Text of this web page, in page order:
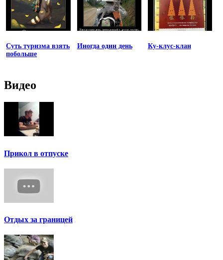
Суть туризма взять
побольше
Иногда один день Ку-клус-клан
Видео
Прикол в отпуске
Отдых за границей